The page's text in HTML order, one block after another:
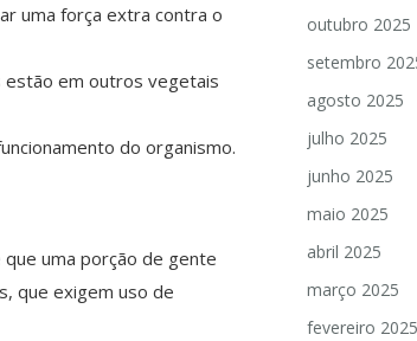
uma força extra contra o
estão em outros vegetais
do organismo.
uma porção de gente
que exigem uso de
outubro 2025
setembro
agosto 2025
julho 2025
junho 2025
maio 2025
abril 2025
março 2025
fevereiro 2025